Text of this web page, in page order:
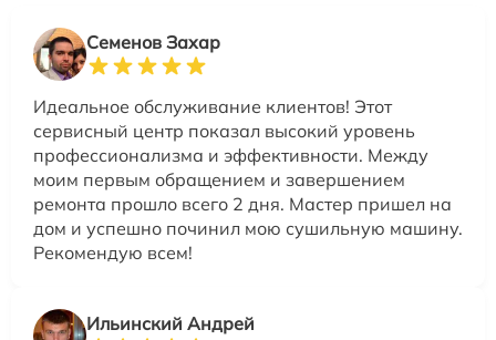
Семенов Захар
Идеальное обслуживание клиентов! Этот
сервисный центр показал высокий уровень
профессионализма и эффективности. Между
моим первым обращением и завершением
ремонта прошло всего 2 дня. Мастер пришел на
дом и успешно починил мою сушильную машину.
Рекомендую всем!
Ильинский Андрей